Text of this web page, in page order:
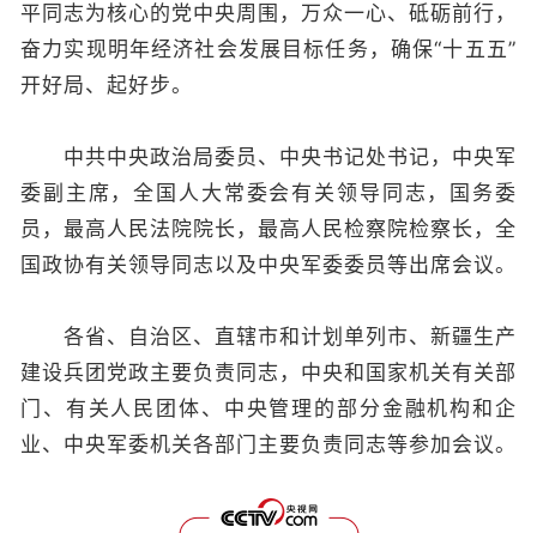
平同志为核心的党中央周围，万众一心、砥砺前行，
奋力实现明年经济社会发展目标任务，确保“十五五”
开好局、起好步。
中共中央政治局委员、中央书记处书记，中央军
委副主席，全国人大常委会有关领导同志，国务委
员，最高人民法院院长，最高人民检察院检察长，全
国政协有关领导同志以及中央军委委员等出席会议。
各省、自治区、直辖市和计划单列市、新疆生产
建设兵团党政主要负责同志，中央和国家机关有关部
门、有关人民团体、中央管理的部分金融机构和企
业、中央军委机关各部门主要负责同志等参加会议。